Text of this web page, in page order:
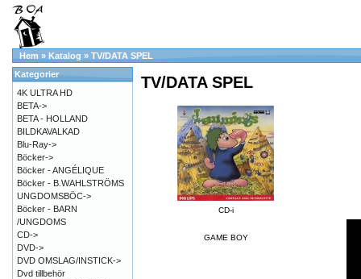
Hem » Katalog » TV/DATA SPEL
TV/DATA SPEL
CD-i
GAME BOY
Kategorier
4K ULTRA HD
BETA->
BETA - HOLLAND
BILDKAVALKAD
Blu-Ray->
Böcker->
Böcker - ANGÉLIQUE
Böcker - B.WAHLSTRÖMS
UNGDOMSBÖC->
Böcker - BARN
/UNGDOMS
CD->
DVD->
DVD OMSLAG/INSTICK->
Dvd tillbehör